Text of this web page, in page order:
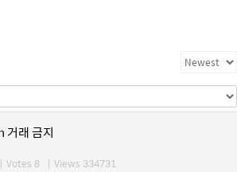
거래 금지
| Votes 8 | Views 334731